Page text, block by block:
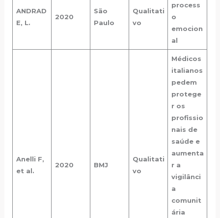
ANDRAD
E, L.
2020
São
Paulo
Qualitati
vo
process
o
emocion
al
Anelli F,
et al.
2020 BMJ
Qualitati
vo
Médicos
italianos
pedem
protege
r os
profissio
nais de
saúde e
aumenta
r a
vigilânci
a
comunit
ária